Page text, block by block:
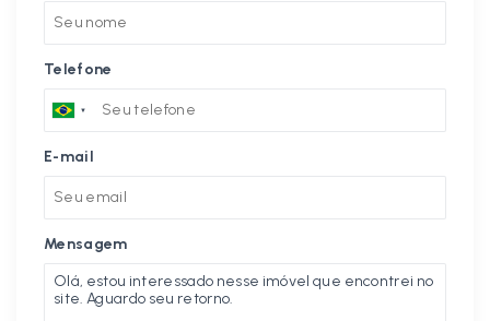
Telefone
E-mail
Mensagem